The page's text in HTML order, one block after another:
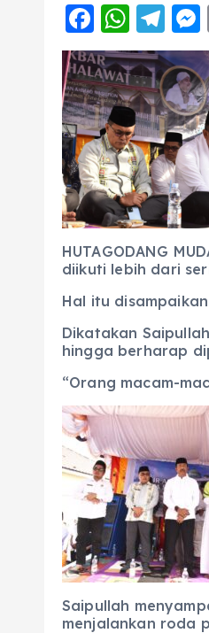
F
a
c
e
b
o
o
k
W
h
a
ts
A
p
p
T
el
e
g
r
a
m
HUTAGODANG
diikuti lebih dari
Hal itu
Dikatakan
hingga berharap
“Orang macam-
Saipullah
menjalankan roda